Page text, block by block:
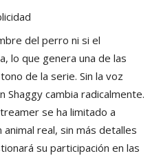
del perro ni si el
lo que genera una de las
de la serie. Sin la voz
Shaggy cambia radicalmente.
se ha limitado a
real, sin más detalles
su participación en las